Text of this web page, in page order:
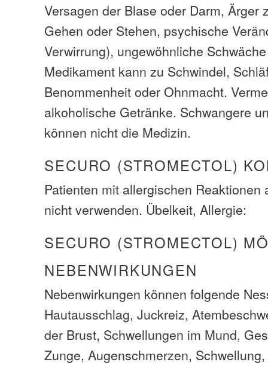
Versagen der Blase oder Darm, Ärger
Gehen oder Stehen, psychische
Verwirrung), ungewöhnliche
Medikament kann zu Schwindel,
Benommenheit oder Ohnmacht.
alkoholische Getränke. Schwangere
können nicht die Medizin.
SECURO (STROMECTOL)
Patienten mit allergischen Reaktionen
nicht verwenden. Übelkeit, Allergie:
SECURO (STROMECTOL)
NEBENWIRKUNGEN
Nebenwirkungen können folgende
Hautausschlag, Juckreiz,
der Brust, Schwellungen im Mund,
Zunge, Augenschmerzen,